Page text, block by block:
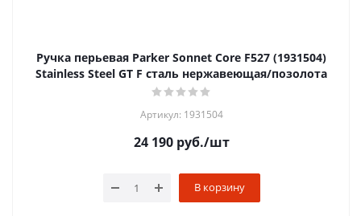
Ручка перьевая Parker Sonnet Core F527 (1931504)
Stainless Steel GT F сталь нержавеющая/позолота
Артикул: 1931504
24 190руб./шт
В корзину